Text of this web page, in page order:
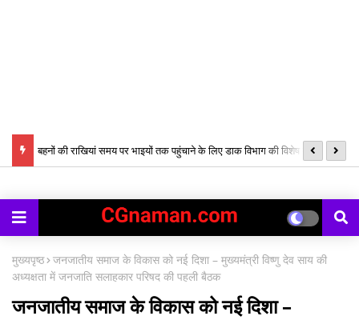
लेकर बहनों की राखियां समय पर भाइयों तक पहुंचाने के लिए डाक विभाग की विशेष व्यवस्था,
मुख्यपृष्ठ जनजातीय समाज के विकास को नई दिशा – मुख्यमंत्री विष्णु देव साय की
अध्यक्षता में जनजाति सलाहकार परिषद की पहली बैठक
जनजातीय समाज के विकास को नई दिशा –